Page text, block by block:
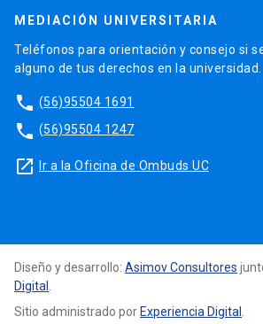
MEDIACIÓN UNIVERSITARIA
Teléfonos para orientación y consejo si
alguno de tus derechos en la universidad.
phone (56)95504 1691
phone (56)95504 1247
launch Ir a la Oficina de Ombuds UC
Diseño y desarrollo: Asimov Consultores
Digital
Sitio administrado porExperiencia Digital